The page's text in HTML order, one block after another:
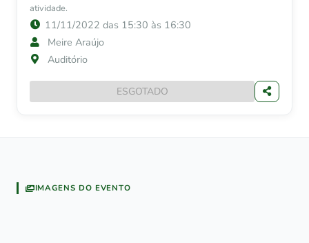
atividade.
11/11/2022 das 15:30 às 16:30
Meire Araújo
Auditório
ESGOTADO
IMAGENS DO EVENTO